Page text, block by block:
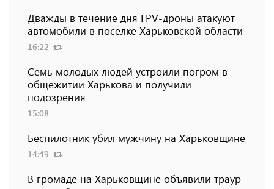
Дважды в течение дня FPV-дроны атакуют
автомобили в поселке Харьковской области
16:22
Семь молодых людей устроили погром в
общежитии Харькова и получили
подозрения
15:08
Беспилотник убил мужчину на Харьковщине
14:49
В громаде на Харьковщине объявили траур